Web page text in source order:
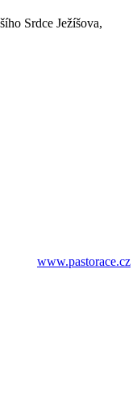
Srdce Ježíšova,
www.pastorace.cz